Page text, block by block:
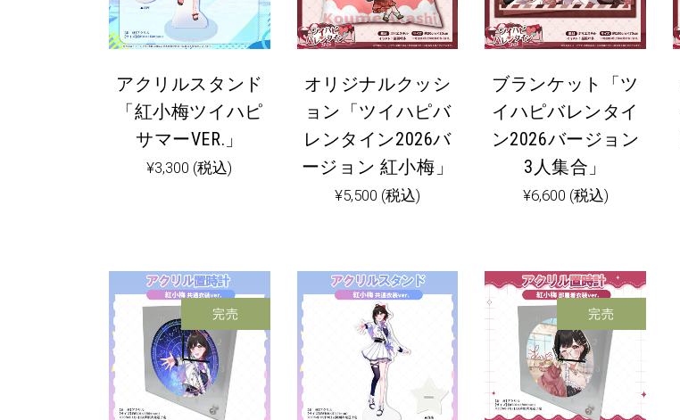
アクリルスタンド
「紅小梅ツイハピ
サマーVER.」
¥3,300 (税込)
オリジナルクッシ
ョン「ツイハピバ
レンタイン2026バ
ージョン 紅小梅」
¥5,500 (税込)
ブランケット「ツ
イハピバレンタイ
ン2026バージョン
3人集合」
¥6,600 (税込)
完売 完売